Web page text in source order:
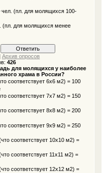
чел. (пл. для молящихся 100-
(пл. для молящихся менее
|Архив опросов
426
для молящихся у наиболее
храма в России?
соответствует 6x6 м2) = 100
соответствует 7x7 м2) = 150
соответствует 8x8 м2) = 200
соответствует 9х9 м2) = 250
соответствует 10x10 м2) =
соответствует 11х11 м2) =
соответствует 12х12 м2) =